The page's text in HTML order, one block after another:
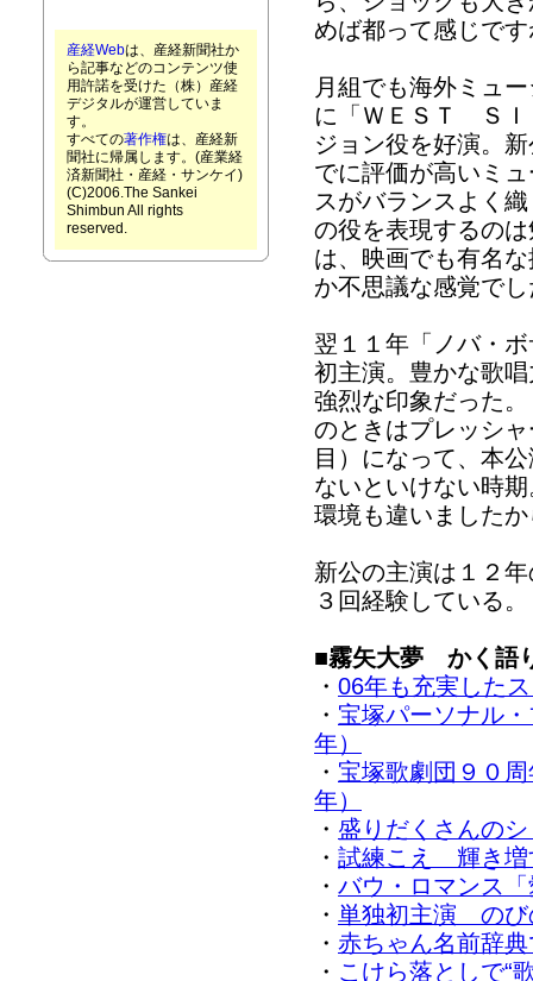
めば都って感じで
月組でも海外ミュ
に「ＷＥＳＴ Ｓ
ジョン役を好演。
でに評価が高いミ
スがバランスよく
の役を表現するの
は、映画でも有名
か不思議な感覚で
翌１１年「ノバ・
初主演。豊かな歌
強烈な印象だった
のときはプレッシ
目）になって、本
ないといけない時
環境も違いました
新公の主演は１２
３回経験している。
■霧矢大夢 かく語
・ 06年も充実した
・ 宝塚パーソナル
年）
・ 宝塚歌劇団９０
年）
・ 盛りだくさんの
・ 試練こえ 輝き増
・ バウ・ロマンス
・ 単独初主演 のび
・ 赤ちゃん名前辞
・ こけら落としで“
産経Webは、産経新聞社か
ら記事などのコンテンツ使
用許諾を受けた（株）産経
デジタルが運営していま
す。
すべての著作権は、産経新
聞社に帰属します。(産業経
済新聞社・産経・サンケイ)
(C)2006.The Sankei
Shimbun All rights
reserved.